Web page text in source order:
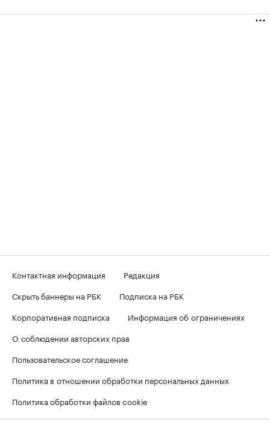
Контактная информация
Редакция
Скрыть баннеры на РБК
Подписка на РБК
Корпоративная подписка
Информация об ограничениях
О соблюдении авторских прав
Пользовательское соглашение
Политика в отношении обработки персональных данных
Политика обработки файлов cookie